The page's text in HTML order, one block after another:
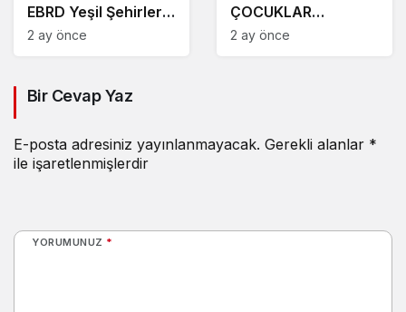
EBRD Yeşil Şehirler
Belediye Başkanları
2 ay önce
ÇOCUKLAR
YENİŞEHİR’İ
2 ay önce
Bir Cevap Yaz
E-posta adresiniz yayınlanmayacak. Gerekli alanlar *
ile işaretlenmişlerdir
YORUMUNUZ *